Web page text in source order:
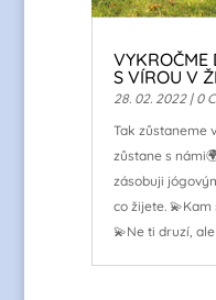
VYKROČME
S VÍROU V
28. 02. 2022| 0
Tak zůstaneme
zůstane s
zásobuji
co žijete.
💫Ne ti druzí,